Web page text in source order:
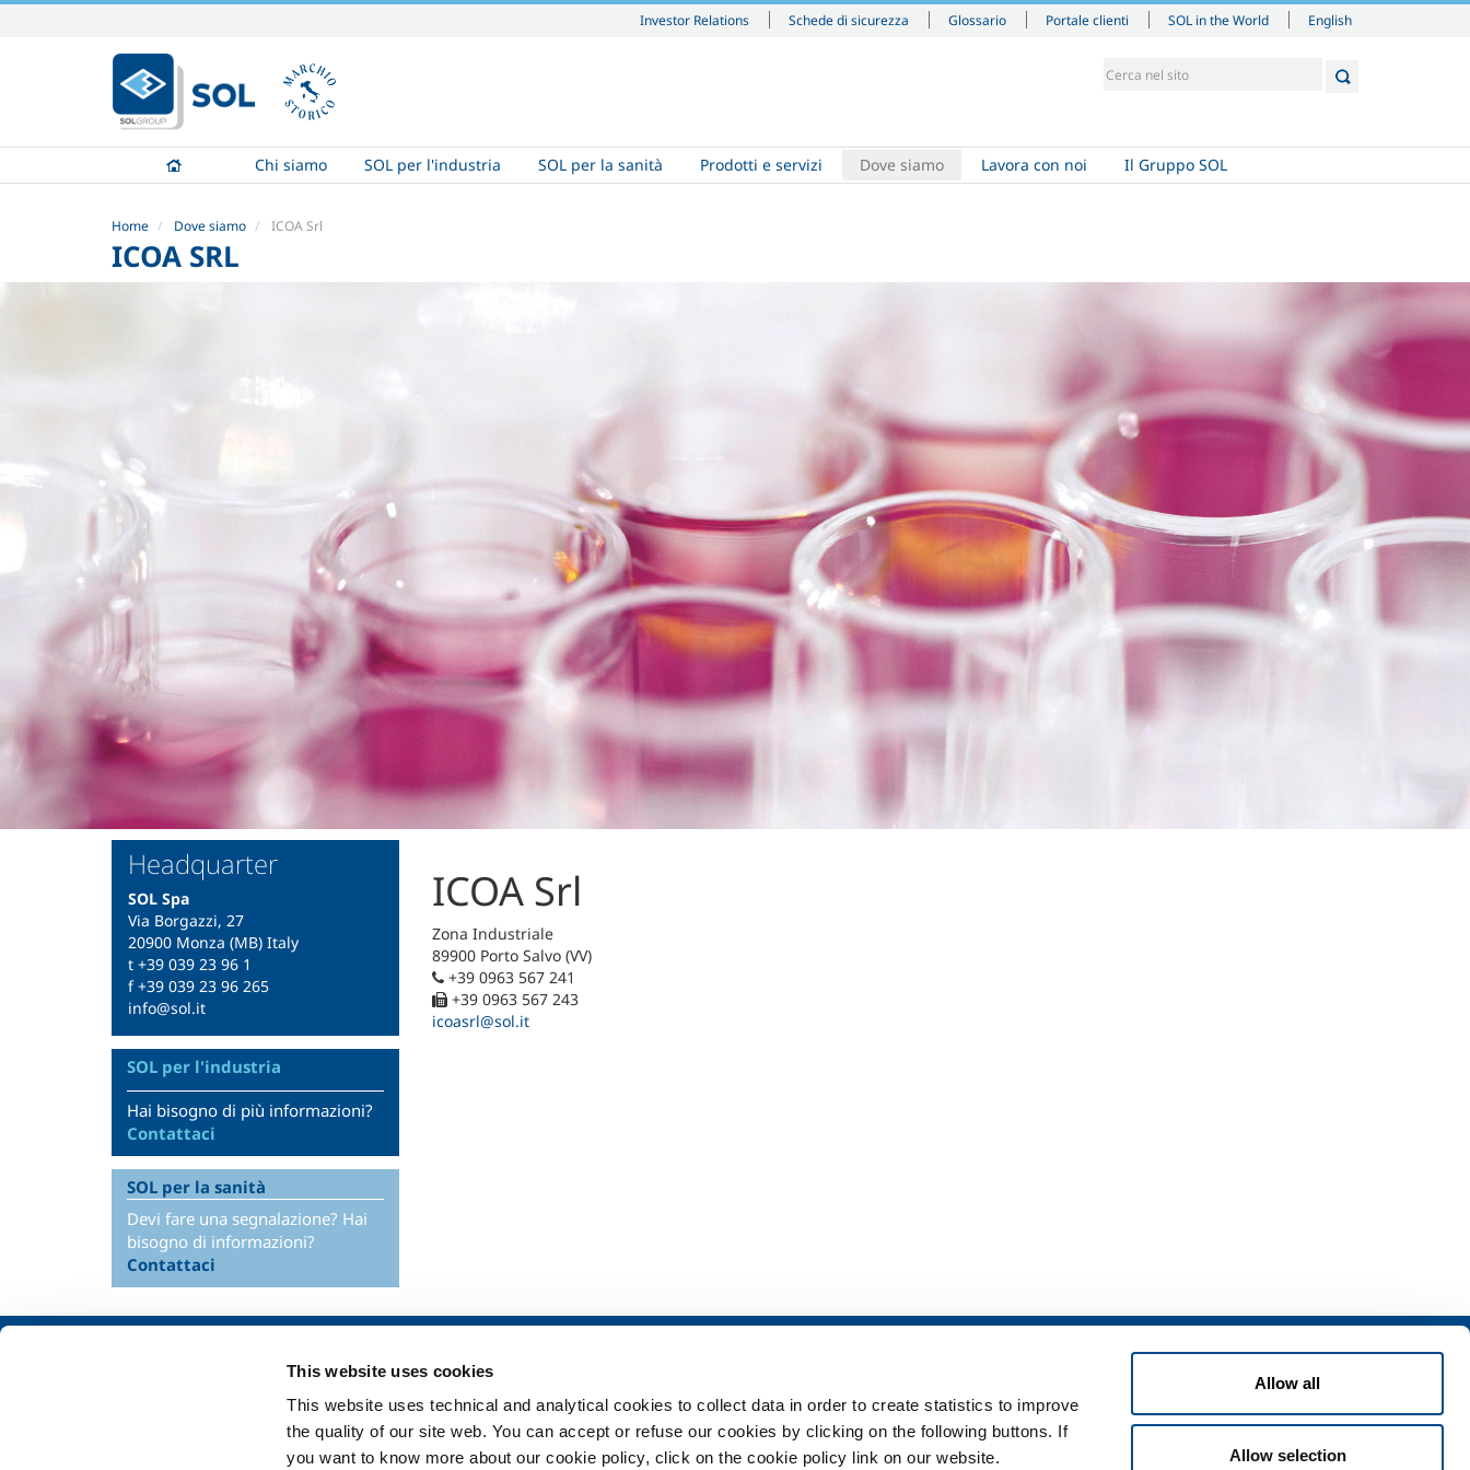
This website uses cookies
This website uses technical and analytical cookies to collect data in order to create statistics to improve
the quality of our site web. You can accept or refuse our cookies by clicking on the following buttons. If
you want to know more about our cookie policy, click on the cookie policy link on our website.
Allow all
Allow selection
Investor Relations Schede di sicurezza Glossario Portale clienti SOL in the World
contenuti.
|
Salta
navigazione
English
Chi siamo SOL per l'industria SOL per la sanità Prodotti e servizi Dove siamo Lavora con noi Il Gruppo SOL
Home Dove siamo ICOA Srl
ICOA SRL
ICOA Srl
Zona Industriale
89900 Porto Salvo (VV)
+39 0963 567 241
+39 0963 567 243
icoasrl@sol.it
Headquarter
SOL Spa
Via Borgazzi, 27
20900 Monza (MB) Italy
t +39 039 23 96 1
f +39 039 23 96 265
info@sol.it
SOL per l'industria
Hai bisogno di più informazioni?
Contattaci
SOL per la sanità
Devi fare una segnalazione? Hai
bisogno di informazioni?
Contattaci
Food & Beverage
Metal Production
Metal Fabrication
Servizi
Impianti dispositivo medico
Prodotti e servizi per la sanità